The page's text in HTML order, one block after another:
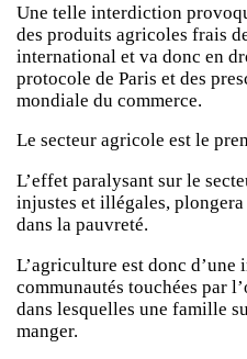
Une telle interdiction
des produits agricoles frais
international et va donc en
protocole de Paris et des
mondiale du commerce.
Le secteur agricole est le
L’effet paralysant sur le
injustes et illégales,
dans la pauvreté.
L’agriculture est donc
communautés touchées par
dans lesquelles une famille
manger.